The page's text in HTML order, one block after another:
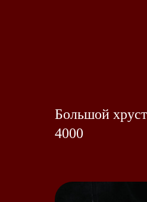
Большой
4000